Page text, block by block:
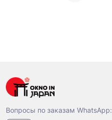
Вопросы по заказам WhatsApp: